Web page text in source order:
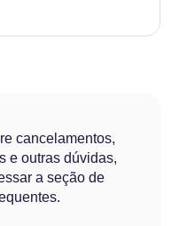
cancelamentos,
e outras dúvidas,
a seção de